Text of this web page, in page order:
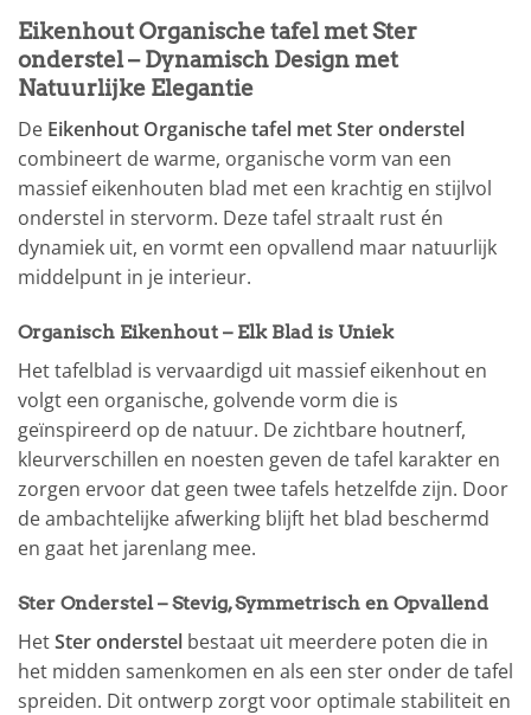
Eikenhout Organische tafel met Ster
onderstel – Dynamisch Design met
Natuurlijke Elegantie
De Eikenhout Organische tafel met Ster onderstel
combineert de warme, organische vorm van een
massief eikenhouten blad met een krachtig en stijlvol
onderstel in stervorm. Deze tafel straalt rust én
dynamiek uit, en vormt een opvallend maar natuurlijk
middelpunt in je interieur.
Organisch Eikenhout – Elk Blad is Uniek
Het tafelblad is vervaardigd uit massief eikenhout en
volgt een organische, golvende vorm die is
geïnspireerd op de natuur. De zichtbare houtnerf,
kleurverschillen en noesten geven de tafel karakter en
zorgen ervoor dat geen twee tafels hetzelfde zijn. Door
de ambachtelijke afwerking blijft het blad beschermd
en gaat het jarenlang mee.
Ster Onderstel – Stevig, Symmetrisch en Opvallend
HetSter onderstel bestaat uit meerdere poten die in
het midden samenkomen en als een ster onder de tafel
spreiden. Dit ontwerp zorgt voor optimale stabiliteit en